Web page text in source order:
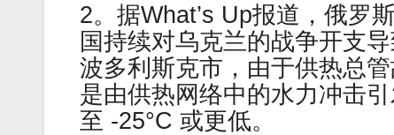
2。据What’s Up报道，俄罗
国持续对乌克兰的战争开支
波多利斯克市，由于供热总
是由供热网络中的水力冲击
至 -25°C 或更低。